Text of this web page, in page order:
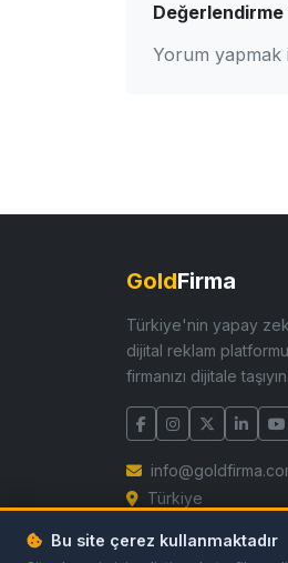
Değerlendirme
Yorum yapmak
GoldFirma
Türkiye'nin yapay
dijital reklam
firmanızı dijitale taşıyın.
Türkiye
Bu site çerez kullanmaktadır